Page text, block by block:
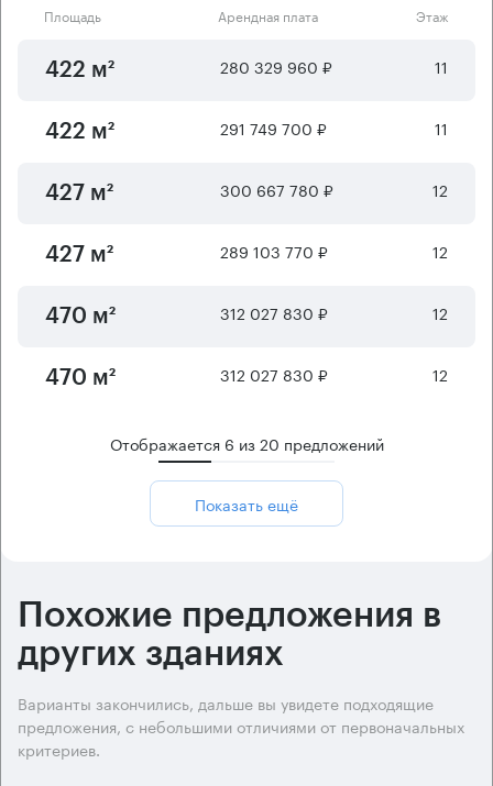
Площадь Арендная плата Этаж
422 м² 280 329 960 ₽ 11
422 м² 291 749 700 ₽ 11
427 м² 300 667 780 ₽ 12
427 м² 289 103 770 ₽ 12
470 м² 312 027 830 ₽ 12
470 м² 312 027 830 ₽ 12
Отображается 6 из20 предложений
Показать ещё
Похожие предложения в
других зданиях
Варианты закончились, дальше вы увидете подходящие
предложения, с небольшими отличиями от первоначальных
критериев.